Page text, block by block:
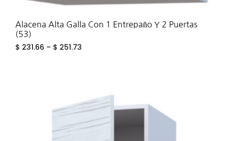
Alacena Alta Galla Con 1 Entrepaño Y 2 Puertas
(53)
$ 231.66 – $ 251.73